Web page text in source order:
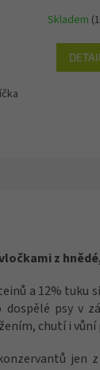
Skladem
DETAIL
z
a 12% tuku
psy v
chutí i vůní
jen